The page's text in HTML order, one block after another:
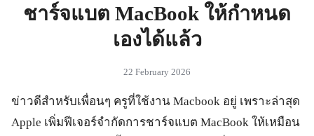
ชาร์จแบต MacBook ให้กำหนด
เองได้แล้ว
22 February 2026
ข่าวดีสำหรับเพื่อนๆ ครูที่ใช้งาน Macbook อยู่ เพราะล่าสุด
Apple เพิ่มฟีเจอร์จำกัดการชาร์จแบต MacBook ให้เหมือน